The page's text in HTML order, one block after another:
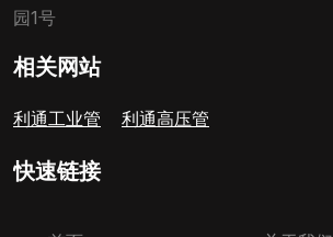
园1号
相关网站
利通工业管 利通高压管
快速链接